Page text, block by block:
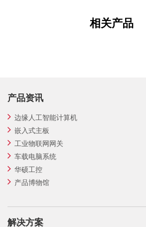
相关产品
产品资讯
边缘人工智能计算机
嵌入式主板
工业物联网网关
车载电脑系统
华硕工控
产品博物馆
解决方案